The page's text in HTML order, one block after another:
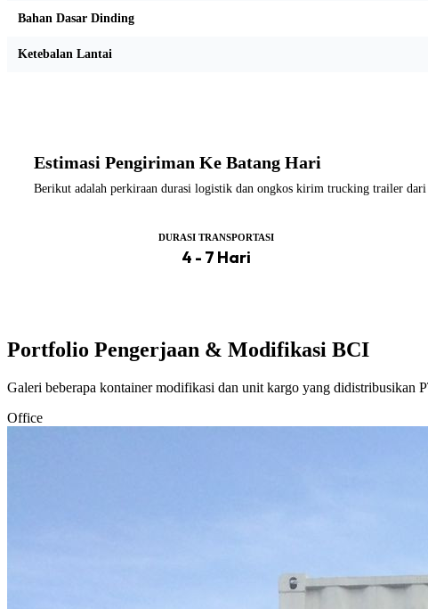
Bahan Dasar Dinding
Ketebalan Lantai
Estimasi Pengiriman Ke Batang Hari
Berikut adalah perkiraan durasi logistik dan ongkos kirim trucking trailer
DURASI TRANSPORTASI
4 - 7 Hari
Portfolio Pengerjaan & Modifikasi BCI
Galeri beberapa kontainer modifikasi dan unit kargo yang didistribusikan
Office